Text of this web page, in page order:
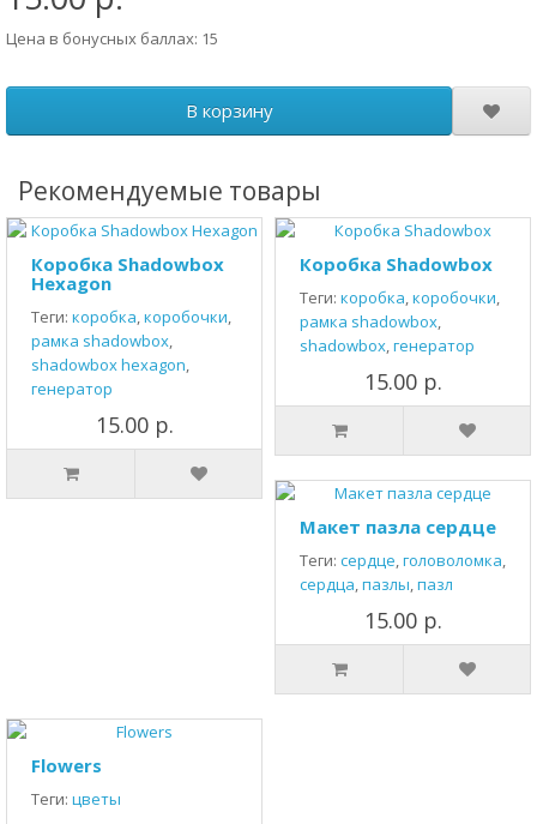
Цена в бонусных баллах: 15
В корзину
Рекомендуемые товары
Коробка Shadowbox
Hexagon
Теги: коробка,коробочки,
рамка shadowbox,
shadowbox hexagon,
генератор
15.00 р.
Коробка Shadowbox
Теги: коробка,коробочки,
рамка shadowbox,
shadowbox,генератор
15.00 р.
Макет пазла сердце
Теги: сердце,головоломка,
сердца,пазлы,пазл
15.00 р.
Flowers
Теги: цветы